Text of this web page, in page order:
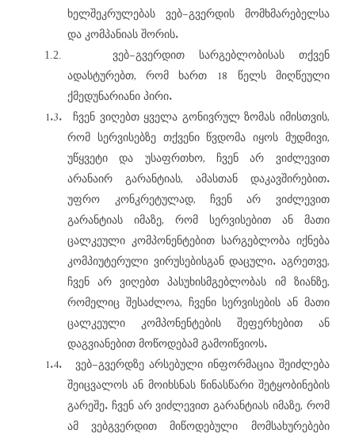
ხელშეკრულებას
ვებ–გვერდის
მომხმარებელსა
და კომპანიას შორის.
1.2. ვებ–გვერდით სარგებლობისას
თქვენ
ადასტურებთ,რომ ხართ 18 წელს
მიღწეული
ქმედუნარიანი პირი.
1.3.
ჩვენ ვიღებთ ყველა გონივრულ ზომას იმისთვის,
რომ სერვისებზე თქვენი წვდომა იყოს მუდმივი,
უწყვეტი და უსაფრთხო, ჩვენ არ
ვიძლევით
არანაირ
გარანტიას, ამასთან დაკავშირებით.
უფრო კონკრეტულად, ჩვენ არ
ვიძლევით
გარანტიას
იმაზე, რომ სერვისებით ან
მათი
ცალკეული კომპონენტებით სარგებლობა იქნება
კომპიუტერული ვირუსებისგან დაცული. აგრეთვე,
ჩვენ არ ვიღებთ პასუხისმგებლობას იმ ზიანზე,
რომელიც შესაძლოა, ჩვენი სერვისების ან მათი
ცალკეული
კომპონენტების შეფერხებით
ან
დაგვიანებით მოწოდებამ გამოიწვიოს.
1.4.
ვებ–გვერდზე არსებული ინფორმაცია შეიძლება
შეიცვალოს ან მოიხსნას წინასწარი შეტყობინების
გარეშე. ჩვენ არ ვიძლევით გარანტიას იმაზე, რომ
ამ
ვებგვერდით მიწოდებული
მომსახურებები